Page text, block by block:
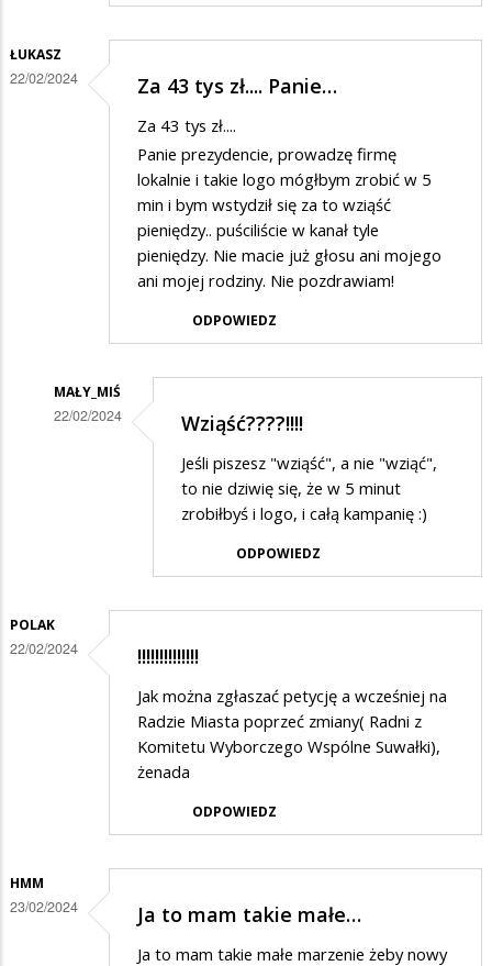
ŁUKASZ
22/02/2024 Za 43 tys zł.... Panie…
Za 43 tys zł....
Panie prezydencie, prowadzę firmę
lokalnie i takie logo mógłbym zrobić w 5
min i bym wstydził się za to wziąść
pieniędzy.. puściliście w kanał tyle
pieniędzy. Nie macie już głosu ani mojego
ani mojej rodziny. Nie pozdrawiam!
ODPOWIEDZ
MAŁY_MIŚ
22/02/2024
odpowiedzi
Za
Wziąść????!!!!
Jeśli piszesz "wziąść", a nie "wziąć",
to nie dziwię się, że w 5 minut
zrobiłbyś i logo, i całą kampanię :)
ODPOWIEDZ
POLAK
22/02/2024 !!!!!!!!!!!!!!
Jak można zgłaszać petycję a wcześniej na
Radzie Miasta poprzeć zmiany( Radni z
Komitetu Wyborczego Wspólne Suwałki),
żenada
ODPOWIEDZ
HMM
23/02/2024 Ja to mam takie małe…
Ja to mam takie małe marzenie żeby nowy